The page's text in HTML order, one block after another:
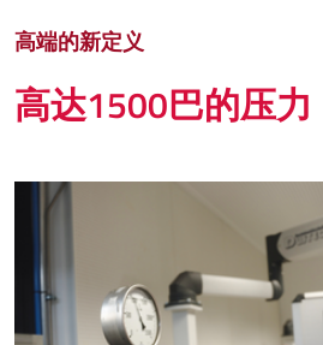
高端的新定义
高达1500巴的压力